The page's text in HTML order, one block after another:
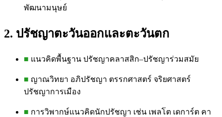
พัฒนามนุษย์
2. ปรัชญาตะวันออกและตะวันตก
■ แนวคิดพื้นฐาน ปรัชญาคลาสสิก–ปรัชญาร่วมสมัย
■ ญาณวิทยา อภิปรัชญา ตรรกศาสตร์ จริยศาสตร์
ปรัชญาการเมือง
■ การวิพากษ์แนวคิดนักปรัชญา เช่น เพลโต เดการ์ต คา